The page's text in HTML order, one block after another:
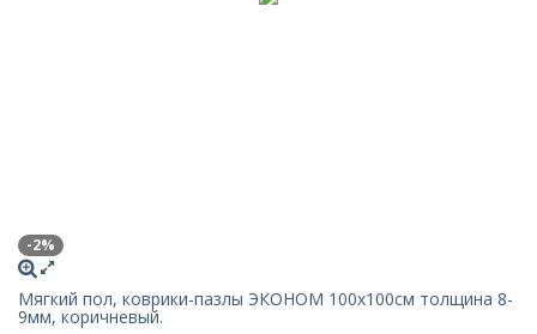
-2%
Мягкий пол, коврики-пазлы ЭКОНОМ 100х100см толщина 8-
9мм, коричневый.